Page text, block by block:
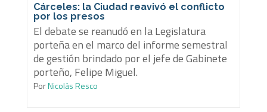
Cárceles: la Ciudad reavivó el conflicto
por los presos
El debate se reanudó en la Legislatura
porteña en el marco del informe semestral
de gestión brindado por el jefe de Gabinete
porteño, Felipe Miguel.
PorNicolás Resco